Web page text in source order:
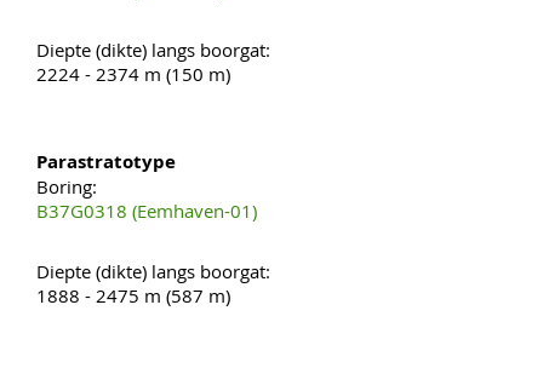
Diepte (dikte) langs boorgat:
2224 - 2374 m (150 m)
Parastratotype
Boring:
B37G0318 (Eemhaven-01)
Diepte (dikte) langs boorgat:
1888 - 2475 m (587 m)